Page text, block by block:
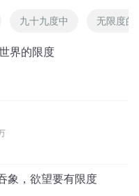
九十九度中 无限度的
界的限度
象，欲望要有限度